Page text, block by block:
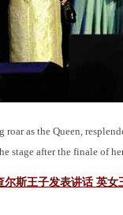
roar as the Queen,
stage after the finale of
尔斯王子发表讲话 英女